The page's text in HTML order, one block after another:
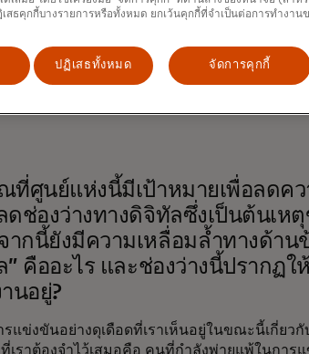
ะทบทางสังคมจะสร้างการเติบโตที่ครอบคลุม”
ได้พูดคุยกับSinghและ Danil Mikhailovผู้อำนว
อกับความท้าทายที่กำลังเผชิญอยู่ในสาขาข้อมูล
หลากหลายจึงมีความสำคัญอย่างยิ่งในการพัฒนา
ที่ศูนย์แห่งนี้มีเป้าหมายเพื่อลดคว
ดช่องว่างทางดิจิทัลซึ่งเป็นต้นเห
ากนี้ยังมีความเหลื่อมล้ำทางด้าน
คืออะไร และช่องว่างนี้ปรากฏใ
นอยู่?
แข่งขันอย่างดุเดือดที่เราเห็นอยู่ในขณะนี้เกี่ยว
ที่เราต้องจำไว้เสมอคือ คนที่กำลังพ่ายแพ้ในกา
สธคุกกี้บางรายการหรือทั้งหมด ยกเว้นคุกกี้ที่จำเป็นต่อการทำงาน
ปฏิเสธทั้งหมด จัดการคุกกี้